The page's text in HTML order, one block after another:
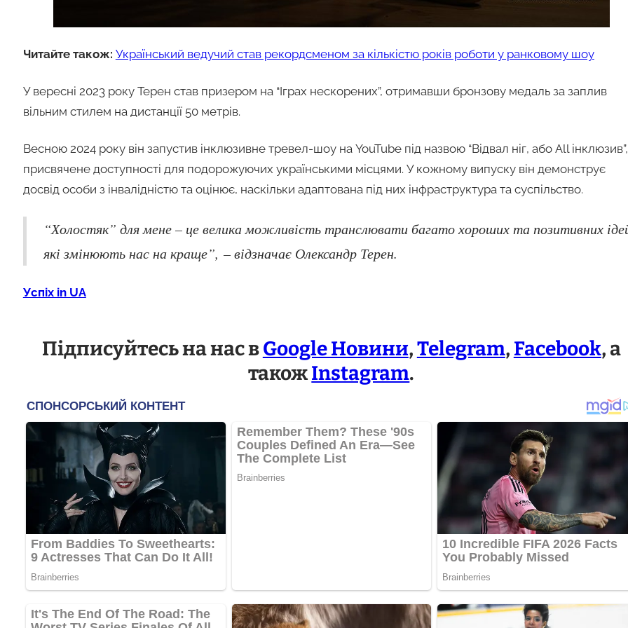
Читайте також: Український ведучий став рекордсменом за кількістю років роботи у ранковому шоу
У вересні 2023 року Терен став призером на “Іграх нескорених”, отримавши бронзову медаль за заплив
вільним стилем на дистанції 50 метрів.
Весною 2024 року він запустив інклюзивне тревел-шоу на YouTube під назвою “Відвал ніг, або All інклюзив”,
присвячене доступності для подорожуючих українськими місцями. У кожному випуску він демонструє
досвід особи з інвалідністю та оцінює, наскільки адаптована під них інфраструктура та суспільство.
“Холостяк” для мене – це велика можливість транслювати багато хороших та позитивних
які змінюють нас на краще”, – відзначає Олександр Терен.
Успіх in UA
Підписуйтесь на нас вGoogle Новини,Telegram, Facebook, а
такожInstagram.